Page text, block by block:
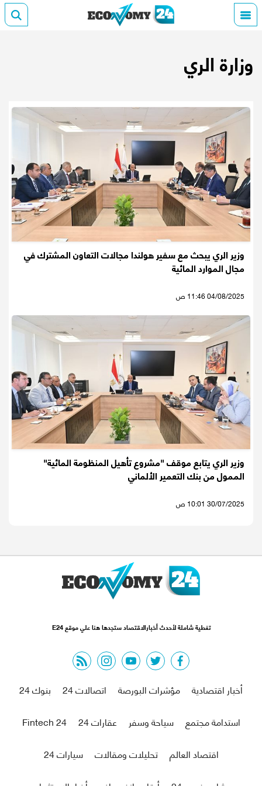
وزارة الري
وزير الري يبحث مع سفير هولندا مجالات التعاون المشترك في
مجال الموارد المائية
04/08/2025 11:46 ص
وزير الري يتابع موقف "مشروع تأهيل المنظومة المائية"
الممول من بنك التعمير الألماني
30/07/2025 10:01 ص
تغطية شاملة لأحدث أخبارالاقتصاد ستجدها هنا علي موقع E24
facebook
twitter
youtube
instagram
rss feed
أخبار اقتصادية
مؤشرات البورصة اتصالات 24
بنوك 24
استدامة مجتمع
سياحة وسفر عقارات 24
Fintech 24
اقتصاد العالم
تحليلات ومقالات
سيارات 24